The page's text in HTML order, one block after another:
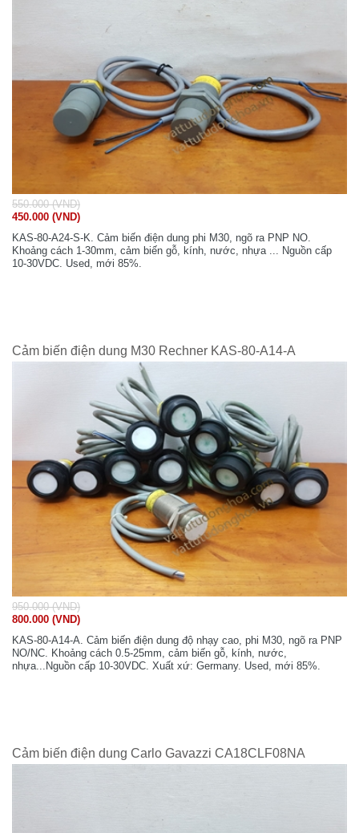
550.000 (VND)
450.000 (VND)
KAS-80-A24-S-K. Cảm biến điện dung phi M30, ngõ ra PNP NO.
Khoảng cách 1-30mm, cảm biến gỗ, kính, nước, nhựa ... Nguồn cấp
10-30VDC. Used, mới 85%.
Cảm biến điện dung M30 Rechner KAS-80-A14-A
950.000 (VND)
800.000 (VND)
KAS-80-A14-A. Cảm biến điện dung độ nhạy cao, phi M30, ngõ ra PNP
NO/NC. Khoảng cách 0.5-25mm, cảm biến gỗ, kính, nước,
nhựa...Nguồn cấp 10-30VDC. Xuất xứ: Germany. Used, mới 85%.
Cảm biến điện dung Carlo Gavazzi CA18CLF08NA